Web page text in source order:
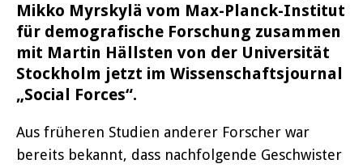
Mikko Myrskylä vom Max-Planck-Institut
für demografische Forschung zusammen
mit Martin Hällsten von der Universität
Stockholm jetzt im Wissenschaftsjournal
„Social Forces“.
Aus früheren Studien anderer Forscher war
bereits bekannt, dass nachfolgende Geschwister